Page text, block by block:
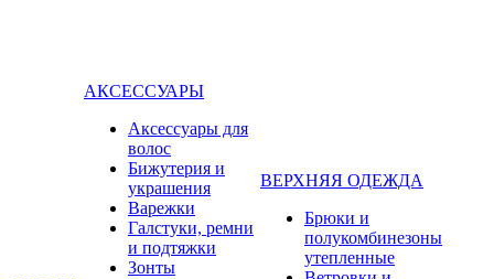
АКСЕССУАРЫ
Аксессуары для
волос
Бижутерия и
украшения
Варежки
Галстуки, ремни
и подтяжки
Зонты
ВЕРХНЯЯ ОДЕЖДА
Брюки и
полукомбинезоны
утепленные